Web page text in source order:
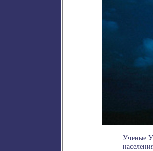
Ученые